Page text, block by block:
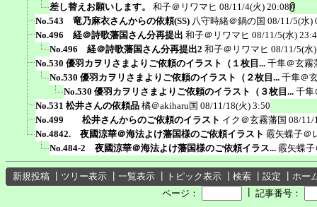
差し替えお願いします。
和子＠リワマヒ 08/11/4(火) 20:08
No.543 竜乃麻衣さんからの依頼(SS) 八守時緒＠鍋の国 08/11/5(水)
No.496 経＠詩歌藩国さん分再提出 和子＠リワマヒ 08/11/5(水)
No.496 経＠詩歌藩国さん分再提出2 和子＠リワマヒ 08/11/5(水
No.530 優羽カヲリさまよりご依頼のイラスト（１枚目... 千隼＠玄霧
No.530 優羽カヲリさまよりご依頼のイラスト（２枚目... 千隼＠
No.530 優羽カヲリさまよりご依頼のイラスト（３枚目... 千隼
No.531 松井さんの依頼品 橘＠akiharu国 08/11/18(火) 3:50
No.499 松井さんからのご依頼のイラスト イク＠玄霧藩国 08/11/
No.4842. 夜國涼華＠海法よけ藩国様のご依頼イラスト 霰矢蝶子＠
No.484-2 夜國涼華＠海法よけ藩国様のご依頼イラス... 霰矢蝶
新規投稿 ツリー表示 一覧表示 トピック表示 検索 設定
ホー
ページ：
記事番号：